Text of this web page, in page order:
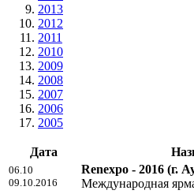
2013
2012
2011
2010
2009
2008
2007
2006
2005
Дата
06.10
09.10.2016
Renexpo - 2016 (г.
Международная